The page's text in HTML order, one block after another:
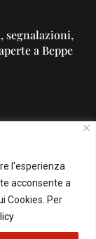
l'esperienza
acconsente a
Cookies. Per
segnalazioni,
a Beppe
PUBBLICITA'
su questo Blog: